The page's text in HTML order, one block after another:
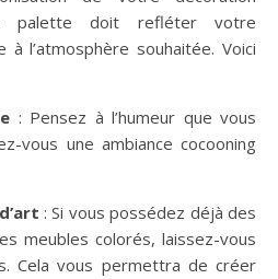
palette doit refléter votre
l’atmosphère souhaitée. Voici
: Pensez à l’humeur que vous
vous une ambiance cocooning
: Si vous possédez déjà des
meubles colorés, laissez-vous
Cela vous permettra de créer